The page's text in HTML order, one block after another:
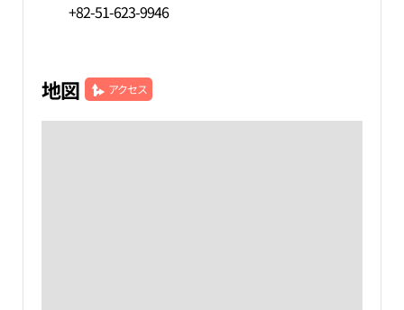
+82-51-623-9946
地図 アクセス